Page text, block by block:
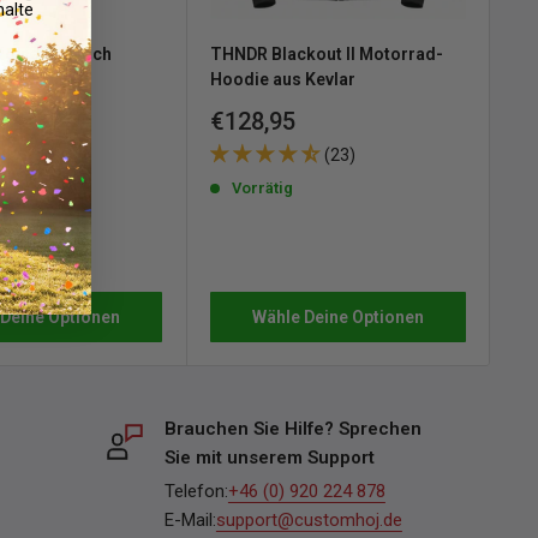
konisch
Black
(2)
Optionen
THNDR Blackout II Motorrad-
Hoodie aus Kevlar
Sonderpreis
€128,95
(23)
Vorrätig
Wähle Deine Optionen
Brauchen Sie Hilfe? Sprechen
Sie mit unserem Support
Telefon:+46 (0) 920 224 878
E-Mail:support@customhoj.de